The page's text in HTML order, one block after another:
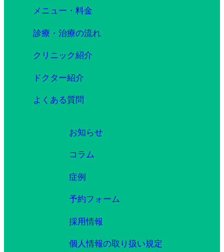
メニュー・料金
診療・治療の流れ
クリニック紹介
ドクター紹介
よくある質問
お知らせ
コラム
症例
予約フォーム
採用情報
個人情報の取り扱い規定